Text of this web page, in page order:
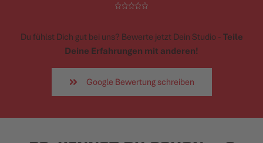
Du fühlst Dich gut bei uns? Bewerte jetzt Dein Studio - Teile
Deine Erfahrungen mit anderen!
Google Bewertung schreiben